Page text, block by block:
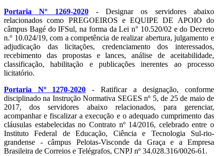
Portaria Nº 1269-2020- Designar os servidores abaixo
relacionados como PREGOEIROS e EQUIPE DE APOIO do
câmpus Bagé do IFSul, na forma da Lei n° 10.520/02 e do Decreto
n.º 10.024/19, com a competência de realizar abertura, julgamento e
adjudicação das licitações, credenciamento dos interessados,
recebimento das propostas e lances, análise de aceitabilidade,
classificação, habilitação e publicações inerentes ao processo
licitatório.
Portaria Nº 1270-2020 - Ratificar a designação, conforme
disciplinado na Instrução Normativa SEGES nº 5, de 25 de maio de
2017, dos servidores abaixo relacionados, para gerenciar,
acompanhar e fiscalizar a execução e o adequado cumprimento das
cláusulas estabelecidas no Contrato nº 14/2016, celebrado entre o
Instituto Federal de Educação, Ciência e Tecnologia Sul-rio-
grandense - câmpus Pelotas-Visconde da Graça e a Empresa
Brasileira de Correios e Telégrafos, CNPJ nº 34.028.316/0026-61.